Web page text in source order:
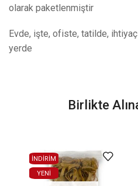
olarak paketlenmiştir
Evde, işte, ofiste, tatilde,
yerde
Birlikte
İNDİRİM
YENI